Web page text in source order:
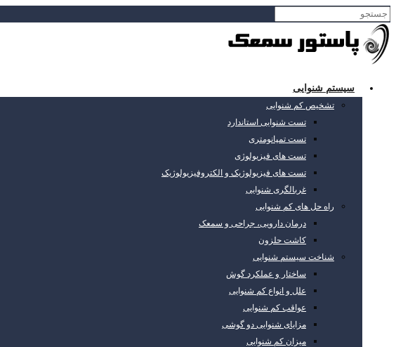
سیستم شنوایی
تشخیص کم شنوایی
تست شنوایی استاندارد
تست تمپانومتری
تست های فیزیولوژی
تست های فیزیولوژیک و الکتروفیزیولوژیک
غربالگری شنوایی
راه حل های کم شنوایی
درمان دارویی، جراحی و سمعک
کاشت حلزون
شناخت سیستم شنوایی
ساختار و عملکرد گوش
علل و انواع کم شنوایی
عواقب کم شنوایی
مزایای شنوایی دو گوشی
میزان کم شنوایی